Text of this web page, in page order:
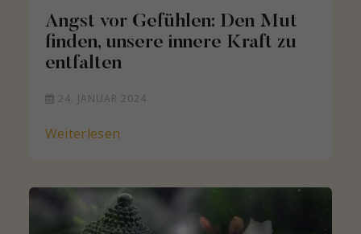
Angst vor Gefühlen: Den Mut
finden, unsere innere Kraft zu
entfalten
24. JANUAR 2024
Weiterlesen